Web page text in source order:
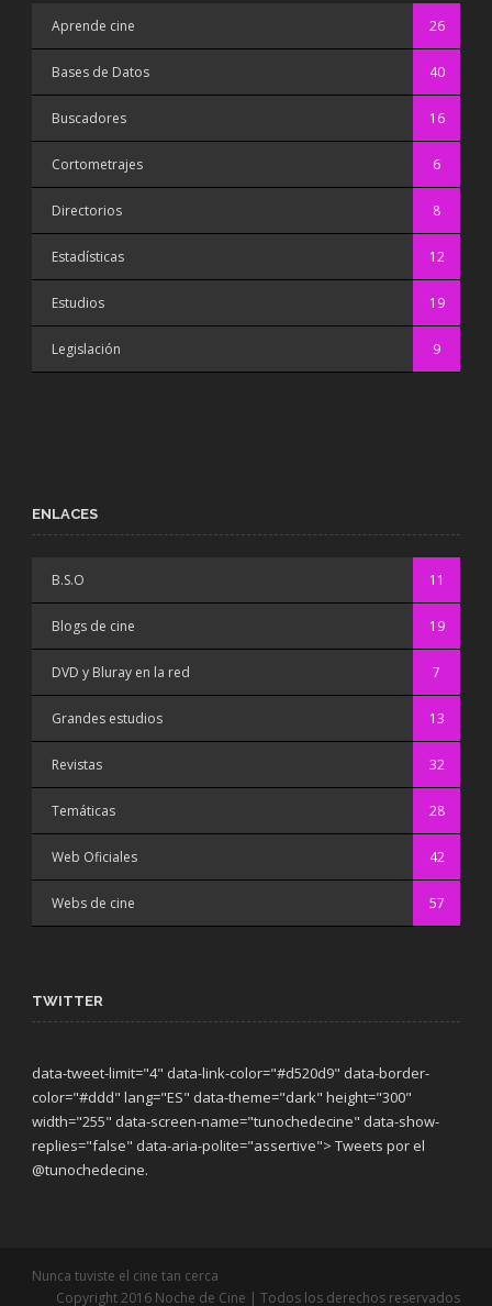
Aprende cine 26
Bases de Datos 40
Buscadores 16
Cortometrajes 6
Directorios 8
Estadísticas 12
Estudios 19
Legislación 9
ENLACES
B.S.O 11
Blogs de cine 19
DVD y Bluray en la red 7
Grandes estudios 13
Revistas 32
Temáticas 28
Web Oficiales 42
Webs de cine 57
TWITTER
data-tweet-limit="4" data-link-color="#d520d9" data-border-
color="#ddd" lang="ES" data-theme="dark" height="300"
width="255" data-screen-name="tunochedecine" data-show-
replies="false" data-aria-polite="assertive"> Tweets por el
@tunochedecine.
Nunca tuviste el cine tan cerca
Copyright 2016 Noche de Cine | Todos los derechos reservados